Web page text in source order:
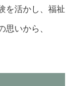
を活かし、福祉
いから、